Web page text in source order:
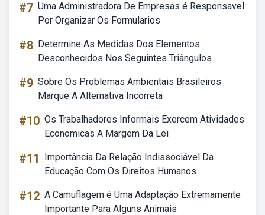
#7 Uma Administradora De Empresas é Responsavel
Por Organizar Os Formularios
#8 Determine As Medidas Dos Elementos
Desconhecidos Nos Seguintes Triângulos
#9 Sobre Os Problemas Ambientais Brasileiros
Marque A Alternativa Incorreta
#10 Os Trabalhadores Informais Exercem Atividades
Economicas A Margem Da Lei
#11
Importância Da Relação Indissociável Da
Educação Com Os Direitos Humanos
#12 A Camuflagem é Uma Adaptação Extremamente
Importante Para Alguns Animais